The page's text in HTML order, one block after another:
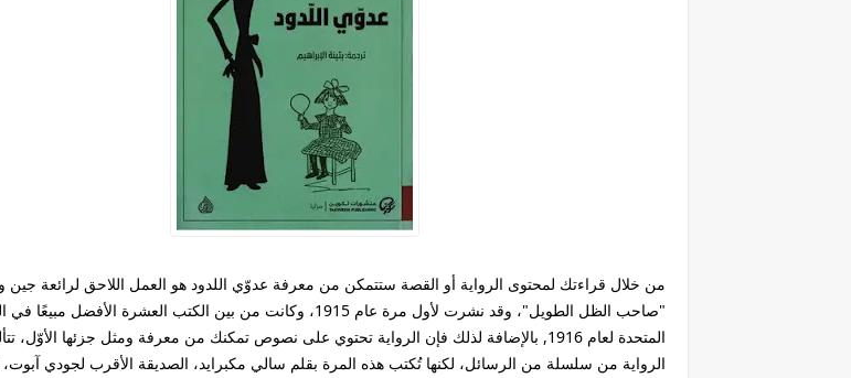
من خلال قراءتك لمحتوى الرواية أو القصة ستتمكن من معرفة عدوّي اللدود هو العمل اللاحق لرائعة جين
"صاحب الظل الطويل"، وقد نشرت لأول مرة عام 1915، وكانت من بين الكتب العشرة الأفضل
المتحدة لعام 1916, بالإضافة لذلك فإن الرواية تحتوي على نصوص تمكنك من معرفة ومثل جزئها الأوّل،
الرواية من سلسلة من الرسائل، لكنها تُكتب هذه المرة بقلم سالي مكبرايد، الصديقة الأقرب لجودي آبوت،